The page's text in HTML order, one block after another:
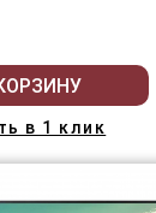
в 1 клик